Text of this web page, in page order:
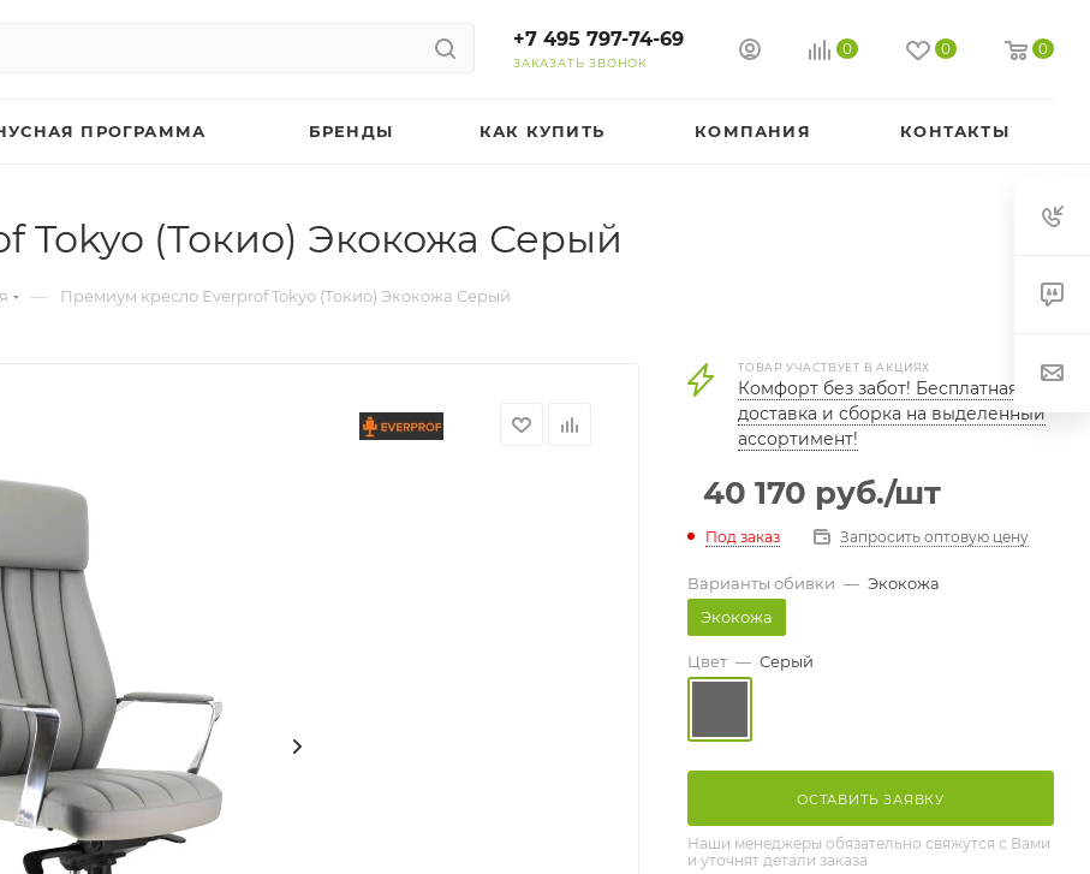
+7 495 797-74-69
ЗАКАЗАТЬ ЗВОНОК
0 0 0
ПРОГРАММА БРЕНДЫ КАК КУПИТЬ КОМПАНИЯ КОНТАКТЫ
Tokyo (Токио) Экокожа Серый
— Премиум кресло Everprof Tokyo (Токио) Экокожа Серый
ТОВАР УЧАСТВУЕТ В АКЦИЯХ
Комфорт без забот! Бесплатная
доставка и сборка на выделенный
ассортимент!
40 170 руб./шт
Под заказ Запросить оптовую цену
Варианты обивки — Экокожа
Экокожа
Цвет — Серый
ОСТАВИТЬ ЗАЯВКУ
Наши менеджеры обязательно свяжутся с Вами
и уточнят детали заказа